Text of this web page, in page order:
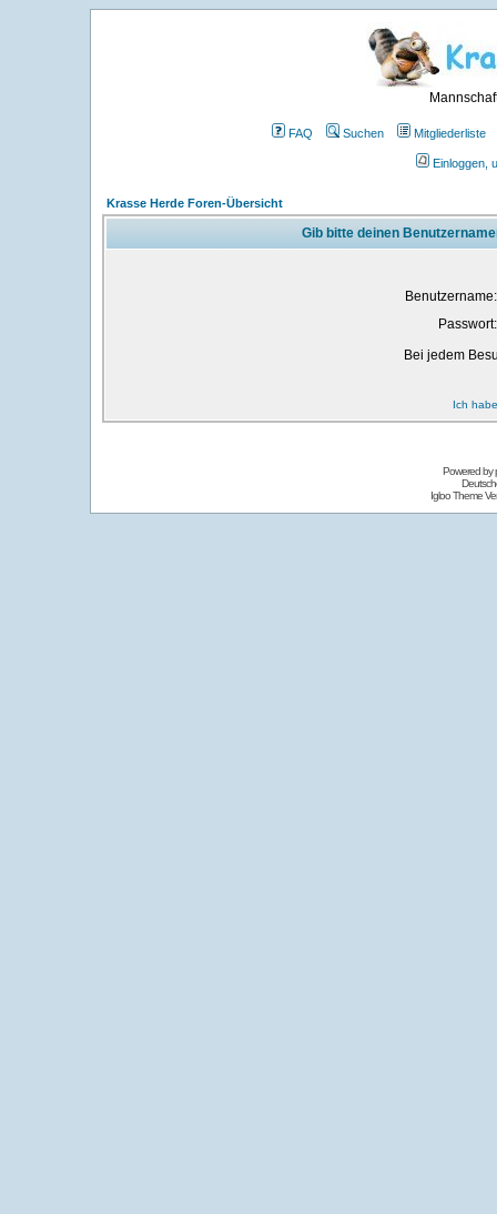
FAQ Suchen Mitgliederliste
Einloggen,
Krasse Herde Foren-Übersicht
Gib bitte deinen
Benutzername:
Passwort:
Bei jedem
Ich
Powered by
Igloo Theme